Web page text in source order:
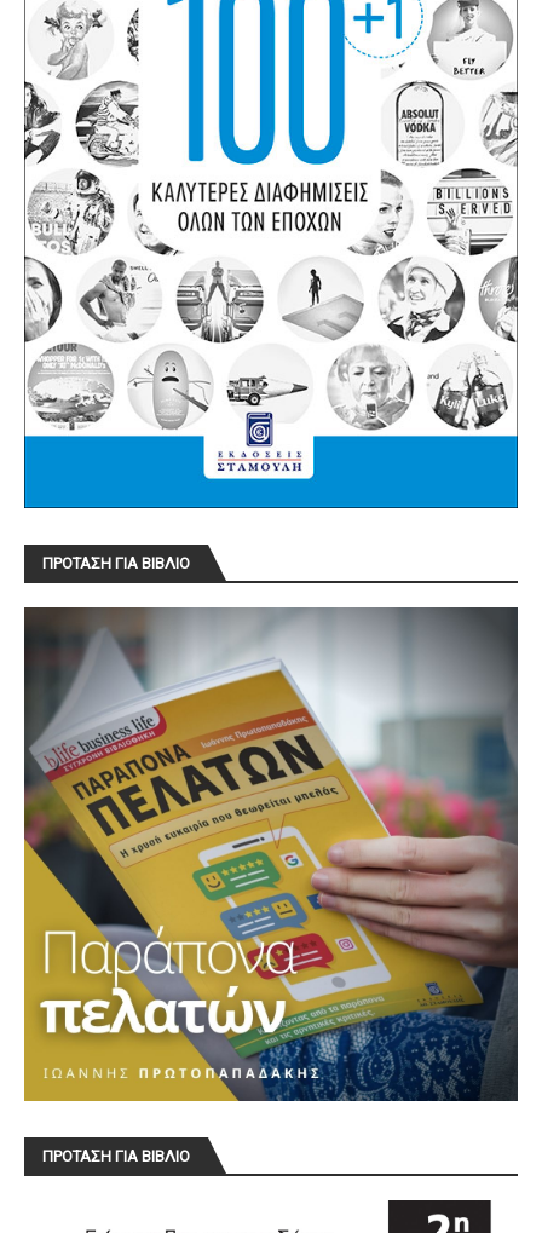
ΠΡΟΤΑΣΗ ΓΙΑ ΒΙΒΛΙΟ
ΠΡΟΤΑΣΗ ΓΙΑ ΒΙΒΛΙΟ